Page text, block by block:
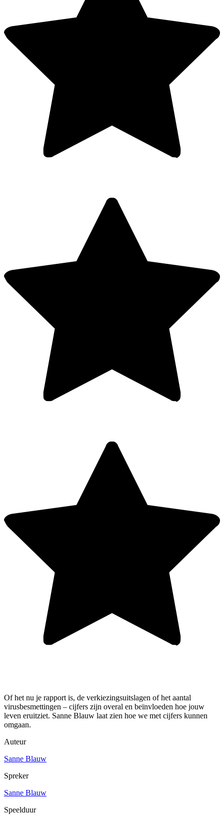
Of het nu je rapport is, de verkiezingsuitslagen of het aantal
virusbesmettingen – cijfers zijn overal en beïnvloeden hoe jouw
leven eruitziet. Sanne Blauw laat zien hoe we met cijfers kunnen
omgaan.
Auteur
Sanne Blauw
Spreker
Sanne Blauw
Speelduur